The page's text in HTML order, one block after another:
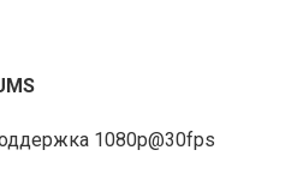
1080p@30fps